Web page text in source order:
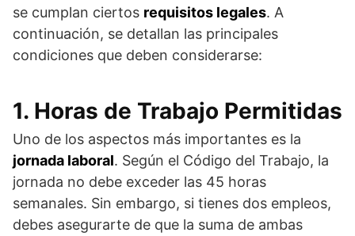
se cumplan ciertos requisitos legales. A
continuación, se detallan las principales
condiciones que deben considerarse:
1. Horas de Trabajo Permitidas
Uno de los aspectos más importantes es la
jornada laboral. Según el Código del Trabajo, la
jornada no debe exceder las 45 horas
semanales. Sin embargo, si tienes dos empleos,
debes asegurarte de que la suma de ambas